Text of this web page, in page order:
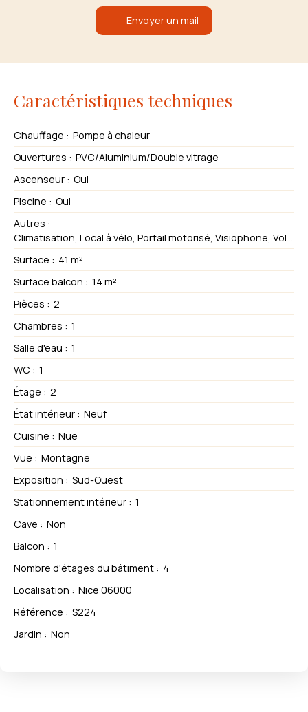
Envoyer un mail
Caractéristiques techniques
Chauffage : Pompe à chaleur
Ouvertures : PVC/Aluminium/Double vitrage
Ascenseur : Oui
Piscine : Oui
Autres :
Climatisation, Local à vélo, Portail motorisé, Visiophone, Volets électriques
Surface : 41 m²
Surface balcon : 14 m²
Pièces : 2
Chambres : 1
Salle d'eau : 1
WC : 1
Étage : 2
État intérieur : Neuf
Cuisine : Nue
Vue : Montagne
Exposition : Sud-Ouest
Stationnement intérieur : 1
Cave : Non
Balcon : 1
Nombre d'étages du bâtiment : 4
Localisation : Nice 06000
Référence : S224
Jardin : Non